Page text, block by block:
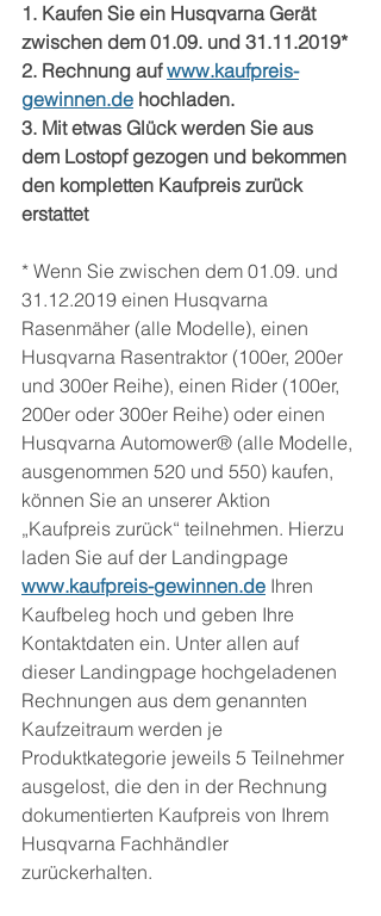
1. Kaufen Sie ein Husqvarna Gerät
zwischen dem 01.09. und 31.11.2019*
2. Rechnung auf www.kaufpreis-
gewinnen.de hochladen.
3. Mit etwas Glück werden Sie aus
dem Lostopf gezogen und bekommen
den kompletten Kaufpreis zurück
erstattet
* Wenn Sie zwischen dem 01.09. und
31.12.2019 einen Husqvarna
Rasenmäher (alle Modelle), einen
Husqvarna Rasentraktor (100er, 200er
und 300er Reihe), einen Rider (100er,
200er oder 300er Reihe) oder einen
Husqvarna Automower® (alle Modelle,
ausgenommen 520 und 550) kaufen,
können Sie an unserer Aktion
„Kaufpreis zurück“ teilnehmen. Hierzu
laden Sie auf der Landingpage
www.kaufpreis-gewinnen.de Ihren
Kaufbeleg hoch und geben Ihre
Kontaktdaten ein. Unter allen auf
dieser Landingpage hochgeladenen
Rechnungen aus dem genannten
Kaufzeitraum werden je
Produktkategorie jeweils 5 Teilnehmer
ausgelost, die den in der Rechnung
dokumentierten Kaufpreis von Ihrem
Husqvarna Fachhändler
zurückerhalten.